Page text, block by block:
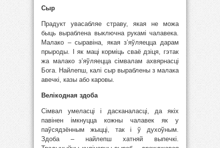
Сыр
Прадукт увасабляе страву, якая не можа
быць выраблена выключна рукамі чалавека.
Малако – сыравіна, якая з’яўляецца дарам
прыроды. І як маці корміць сваё дзіця, гэтак
жа малако з’яўляецца сімвалам ахвярнасці
Бога. Найлепш, калі сыр выраблены з малака
авечкі, казы або каровы.
Велікодная здоба
Сімвал умеласці і дасканаласці, да якіх
павінен імкнуцца кожны чалавек як у
паўсядзённым жыцці, так і ў духоўным.
Здоба – найлепш хатняй выпечкі.